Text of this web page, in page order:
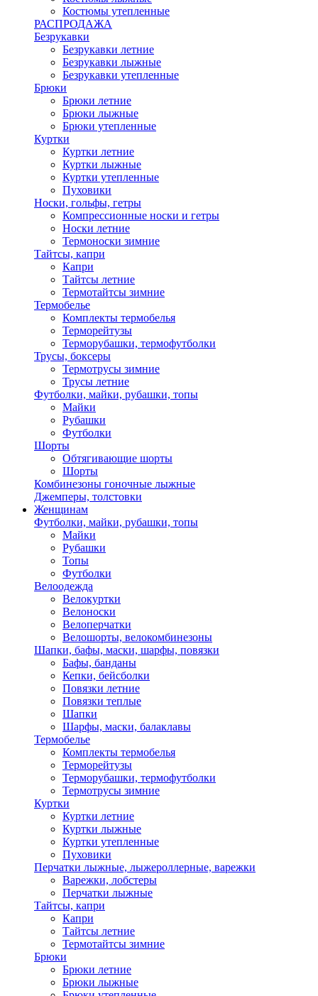
Костюмы утепленные
РАСПРОДАЖА
Безрукавки
Безрукавки летние
Безрукавки лыжные
Безрукавки утепленные
Брюки
Брюки летние
Брюки лыжные
Брюки утепленные
Куртки
Куртки летние
Куртки лыжные
Куртки утепленные
Пуховики
Носки, гольфы, гетры
Компрессионные носки и гетры
Носки летние
Термоноски зимние
Тайтсы, капри
Капри
Тайтсы летние
Термотайтсы зимние
Термобелье
Комплекты термобелья
Терморейтузы
Терморубашки, термофутболки
Трусы, боксеры
Термотрусы зимние
Трусы летние
Футболки, майки, рубашки, топы
Майки
Рубашки
Футболки
Шорты
Обтягивающие шорты
Шорты
Комбинезоны гоночные лыжные
Джемперы, толстовки
Женщинам
Футболки, майки, рубашки, топы
Майки
Рубашки
Топы
Футболки
Велоодежда
Велокуртки
Велоноски
Велоперчатки
Велошорты, велокомбинезоны
Шапки, бафы, маски, шарфы, повязки
Бафы, банданы
Кепки, бейсболки
Повязки летние
Повязки теплые
Шапки
Шарфы, маски, балаклавы
Термобелье
Комплекты термобелья
Терморейтузы
Терморубашки, термофутболки
Термотрусы зимние
Куртки
Куртки летние
Куртки лыжные
Куртки утепленные
Пуховики
Перчатки лыжные, лыжероллерные, варежки
Варежки, лобстеры
Перчатки лыжные
Тайтсы, капри
Капри
Тайтсы летние
Термотайтсы зимние
Брюки
Брюки летние
Брюки лыжные